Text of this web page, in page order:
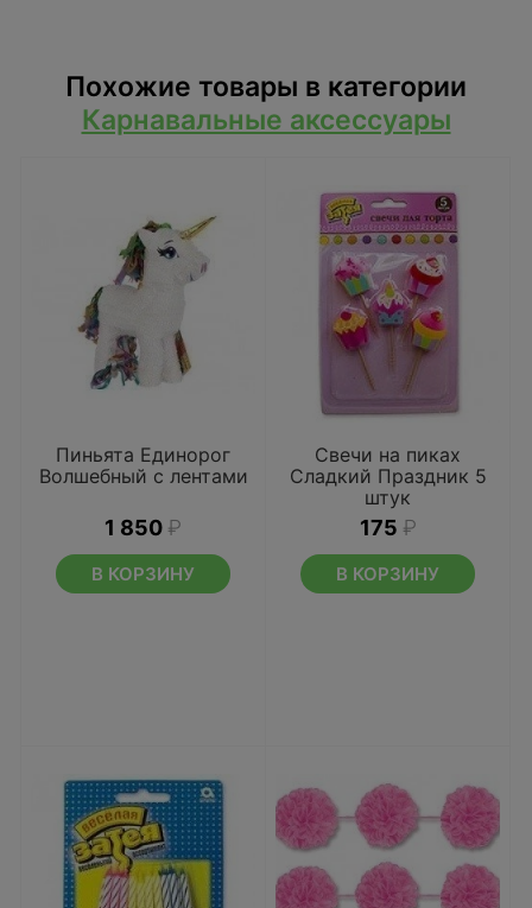
Похожие товары в категории
Карнавальные аксессуары
Пиньята Единорог
Волшебный с лентами
1 850 ₽
В КОРЗИНУ
Свечи на пиках
Сладкий Праздник 5
штук
175 ₽
В КОРЗИНУ